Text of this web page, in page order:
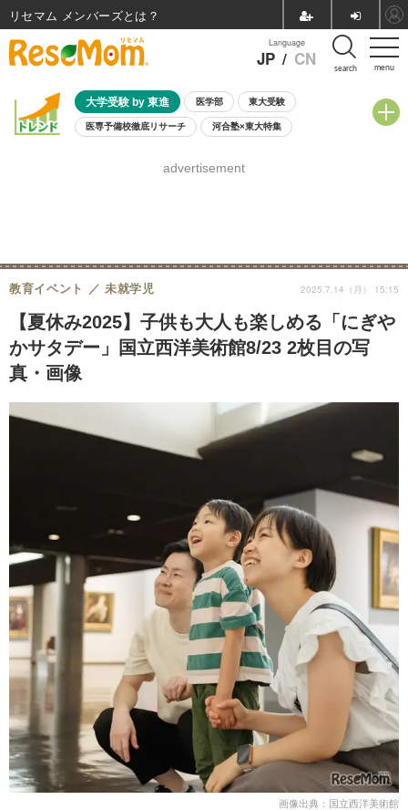
menu
Language
JP / CN search
大学受験 by 東進 医学部 東大受験
医専予備校徹底リサーチ 河合塾×東大特集
8月開催学校説明会・相談会
advertisement
【夏休み2025】子供も大人も楽しめる「にぎや
かサタデー」国立西洋美術館8/23 2枚目の写
真・画像
教育イベント 未就学児 2025.7.14（月） 15:15
画像出典：国立西洋美術館
リセマム メンバーズ